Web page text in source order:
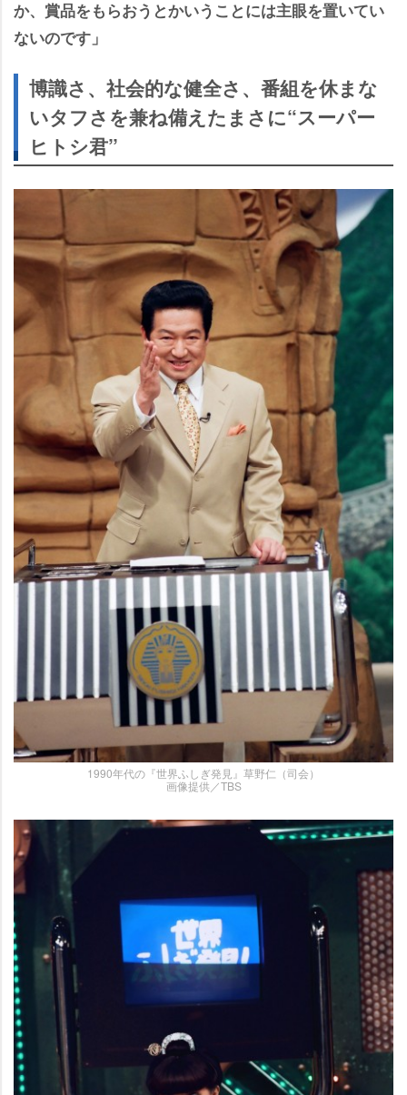
か、賞品をもらおうとかいうことには主眼を置いてい
ないのです」
博識さ、社会的な健全さ、番組を休まな
いタフさを兼ね備えたまさに“スーパー
ヒトシ君”
1990年代の『世界ふしぎ発見』草野仁（司会）
画像提供／TBS